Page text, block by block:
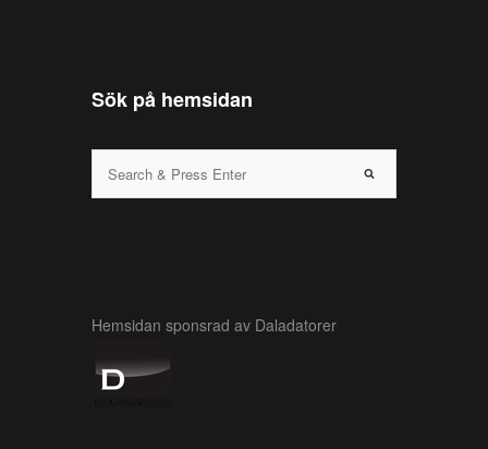
Sök på hemsidan
Hemsidan sponsrad av Daladatorer